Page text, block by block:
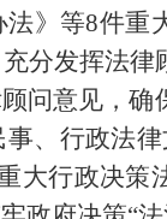
》等8件重
分发挥法
问意见，确
、行政法
大行政决策